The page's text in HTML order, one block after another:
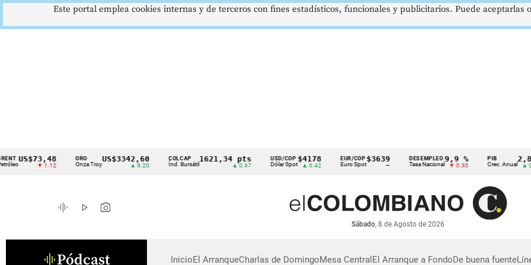
Cintillo
indicadores
económicos
US$73,48
▼ 1.12 Onza Troy
US$3342,60
▲ 8.20
COLCAP
Índ. Bursátil
1621,34 pts
▲ 0.67
USD/COP
Dólar Spot
$4178
▲ 0.42
EUR/COP
Euro Spot
$3639 DESEMPLEO
Tasa Nacional
9,9 %
▼ 0.30 Crec. Anual
2,8 %
▲ 0.10
graphic_eq play_arrow photo_camera
Sábado, 8 de Agosto de 2026
graphic_eqPódcast InicioEl ArranqueCharlas de DomingoMesa Central El Arranque a FondoDe buena fuente
Este portal emplea cookies internas y de terceros con fines estadísticos, funcionales y publicitarios. Puede aceptarlas